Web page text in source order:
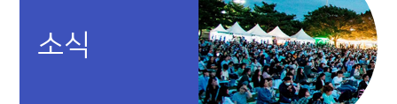
소식